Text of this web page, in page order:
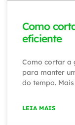
Como
eficiente
Como cortar a
para manter
do tempo.
LEIA MAIS